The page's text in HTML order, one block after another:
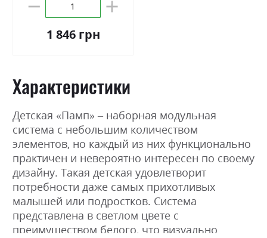
1 846 грн
Характеристики
Детская «Памп» – наборная модульная
система с небольшим количеством
элементов, но каждый из них функционально
практичен и невероятно интересен по своему
дизайну. Такая детская удовлетворит
потребности даже самых прихотливых
малышей или подростков. Система
представлена ​​в светлом цвете с
преимуществом белого, что визуально